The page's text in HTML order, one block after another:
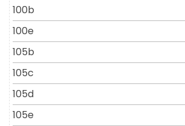
100b
100e
105b
105c
105d
105e